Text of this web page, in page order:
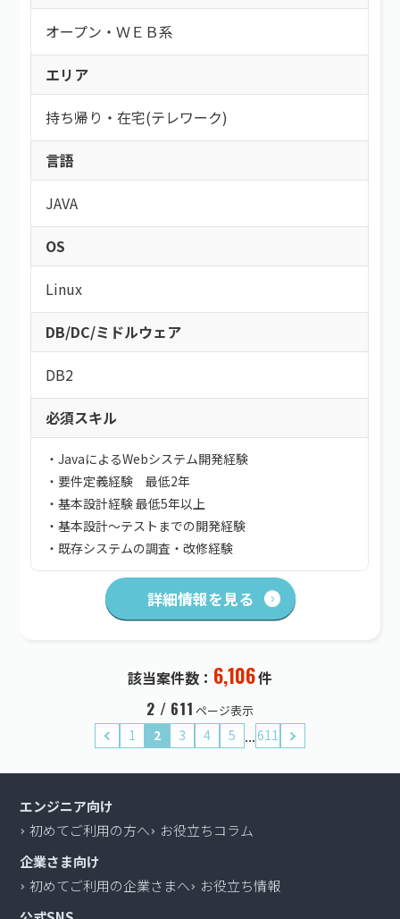
オープン・ＷＥＢ系
エリア
持ち帰り・在宅(テレワーク)
言語
JAVA
OS
Linux
DB/DC/ミドルウェア
DB2
必須スキル
・JavaによるWebシステム開発経験
・要件定義経験 最低2年
・基本設計経験 最低5年以上
・基本設計～テストまでの開発経験
・既存システムの調査・改修経験
詳細情報を見る
該当案件数： 6,106件
2 / 611 ページ表示
1 2 3 4 5 ...611
エンジニア向け
初めてご利用の方へ
お役立ちコラム
企業さま向け
初めてご利用の企業さまへ
お役立ち情報